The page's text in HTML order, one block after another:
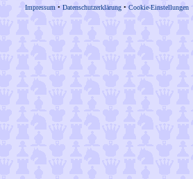
Impressum • Datenschutzerklärung • Cookie-Einstellungen